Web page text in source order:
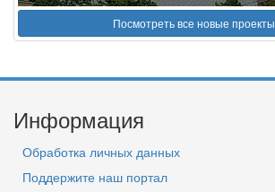
Посмотреть все новые проекты
Информация
Обработка личных данных
Поддержите наш портал